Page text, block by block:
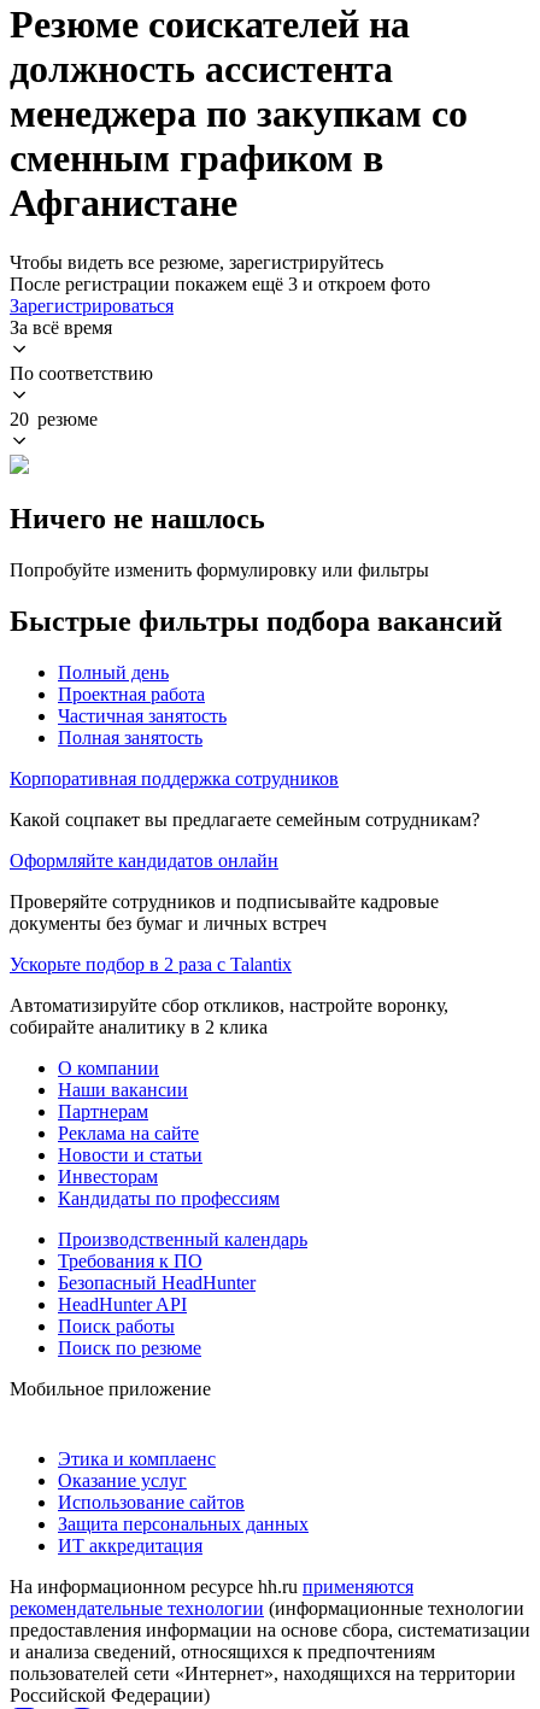
Резюме соискателей на
должность ассистента
менеджера по закупкам со
сменным графиком в
Афганистане
Чтобы видеть все резюме, зарегистрируйтесь
После регистрации покажем ещё 3 и откроем фото
Зарегистрироваться
За всё время
По соответствию
20 резюме
Ничего не нашлось
Попробуйте изменить формулировку или фильтры
Быстрые фильтры подбора вакансий
Полный день
Проектная работа
Частичная занятость
Полная занятость
Корпоративная поддержка сотрудников
Какой соцпакет вы предлагаете семейным сотрудникам?
Оформляйте кандидатов онлайн
Проверяйте сотрудников и подписывайте кадровые
документы без бумаг и личных встреч
Ускорьте подбор в 2 раза с Talantix
Автоматизируйте сбор откликов, настройте воронку,
собирайте аналитику в 2 клика
О компании
Наши вакансии
Партнерам
Реклама на сайте
Новости и статьи
Инвесторам
Кандидаты по профессиям
Производственный календарь
Требования к ПО
Безопасный HeadHunter
HeadHunter API
Поиск работы
Поиск по резюме
Мобильное приложение
Этика и комплаенс
Оказание услуг
Использование сайтов
Защита персональных данных
ИТ аккредитация
На информационном ресурсе hh.ru применяются
рекомендательные технологии (информационные технологии
предоставления информации на основе сбора, систематизации
и анализа сведений, относящихся к предпочтениям
пользователей сети «Интернет», находящихся на территории
Российской Федерации)